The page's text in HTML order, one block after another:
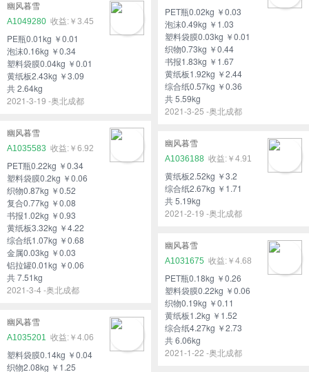
PET瓶0.02kg ￥0.03
泡沫0.49kg ￥1.03
塑料袋膜0.03kg ￥0.01
织物0.73kg ￥0.44
书报1.83kg ￥1.67
黄纸板1.92kg ￥2.44
综合纸0.57kg ￥0.36
共 5.59kg
2021-3-25 -奥北成都
幽风暮雪
A1049280
￥3.45
PE瓶0.01kg ￥0.01
泡沫0.16kg ￥0.34
塑料袋膜0.04kg ￥0.01
黄纸板2.43kg ￥3.09
共 2.64kg
2021-3-19 -奥北成都
幽风暮雪
A1035583
￥6.92
PET瓶0.22kg ￥0.34
塑料袋膜0.2kg ￥0.06
织物0.87kg ￥0.52
复合0.77kg ￥0.08
书报1.02kg ￥0.93
黄纸板3.32kg ￥4.22
综合纸1.07kg ￥0.68
金属0.03kg ￥0.03
铝拉罐0.01kg ￥0.06
共 7.51kg
2021-3-4 -奥北成都
幽风暮雪
A1036188
￥4.91
黄纸板2.52kg ￥3.2
综合纸2.67kg ￥1.71
共 5.19kg
2021-2-19 -奥北成都
幽风暮雪
A1031675
￥4.68
PET瓶0.18kg ￥0.26
塑料袋膜0.22kg ￥0.06
织物0.19kg ￥0.11
黄纸板1.2kg ￥1.52
综合纸4.27kg ￥2.73
共 6.06kg
2021-1-22 -奥北成都
幽风暮雪
A1035201
￥4.06
塑料袋膜0.14kg ￥0.04
织物2.08kg ￥1.25